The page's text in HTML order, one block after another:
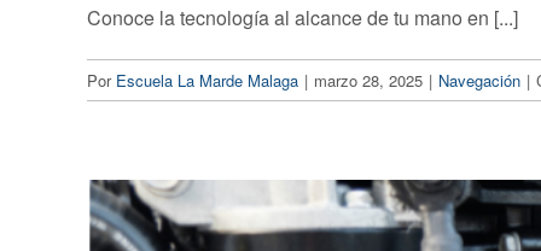
Conoce la tecnología al alcance de tu mano en [...]
Por Escuela La Marde Malaga | marzo 28, 2025 | Navegación |